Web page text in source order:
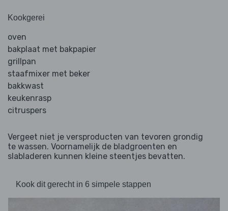
Kookgerei
oven
bakplaat met bakpapier
grillpan
staafmixer met beker
bakkwast
keukenrasp
citruspers
Vergeet niet je versproducten van tevoren grondig
te wassen. Voornamelijk de bladgroenten en
slabladeren kunnen kleine steentjes bevatten.
Kook dit gerecht in 6 simpele stappen